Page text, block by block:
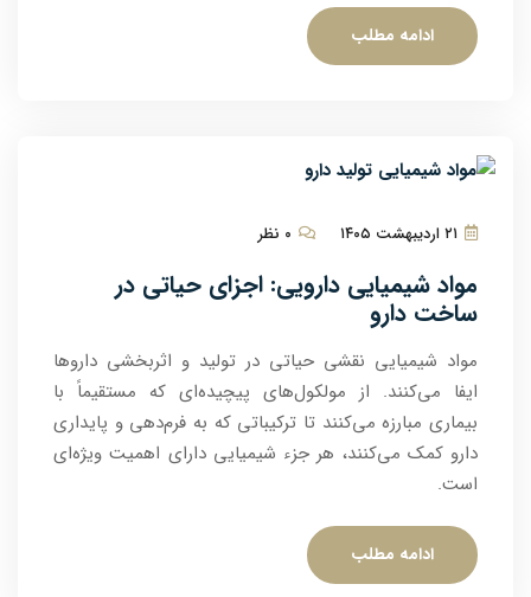
ادامه مطلب
مواد شیمیایی دارویی: اجزای حیاتی در
ساخت دارو
مواد شیمیایی نقشی حیاتی در تولید و اثربخشی داروها
ایفا می‌کنند. از مولکول‌های پیچیده‌ای که مستقیماً با
بیماری مبارزه می‌کنند تا ترکیباتی که به فرم‌دهی و پایداری
دارو کمک می‌کنند، هر جزء شیمیایی دارای اهمیت ویژه‌ای
است.
ادامه مطلب